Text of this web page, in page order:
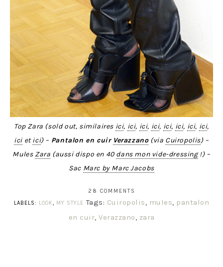
Top Zara (sold out, similaires ici, ici, ici, ici, ici, ici, ici, ici,
ici etici) – Pantalon en cuir Verazzano(via Cuiropolis) –
Mules Zara (aussi dispo en 40 dans mon vide-dressing!) –
Sac Marc by Marc Jacobs
28 COMMENTS
LABELS:
LOOK, MY STYLE Tags: Cuiropolis, mules, pantalon
en cuir, Verazzano, zara